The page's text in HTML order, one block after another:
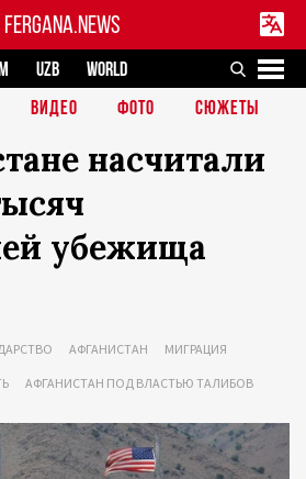
FERGANA.NEWS
UZB
WORLD
ВИДЕО ФОТО СЮЖЕТЫ
насчитали
убежища
АФГАНИСТАН МИГРАЦИЯ
АФГАНИСТАН ПОД ВЛАСТЬЮ ТАЛИБОВ